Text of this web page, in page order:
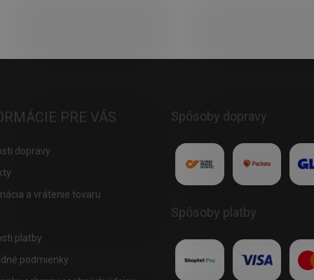
PRE VÁS
dopravy
a vrátenie tovaru
platby
podmienky
Spôsoby dopravy
Spôsoby platby